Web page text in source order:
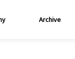
Archive